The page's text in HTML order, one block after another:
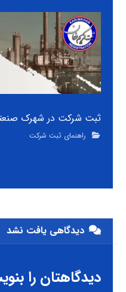
ثبت شرکت در شهرک
راهنمای ثبت شرکت
دیدگاهی یافت نشد
دیدگاهتان را